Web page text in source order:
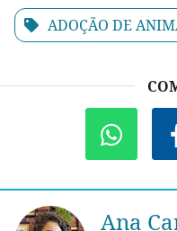
ADOÇÃO DE
Ana